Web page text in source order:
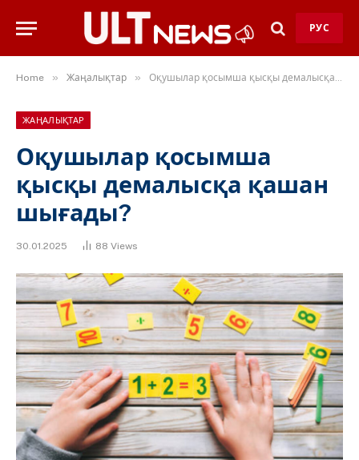
РУС
Home » Жаңалықтар » Оқушылар қосымша қысқы демалысқа қашан шығады?
ЖАҢАЛЫҚТАР
Оқушылар қосымша
қысқы демалысқа қашан
шығады?
30.01.2025 88 Views